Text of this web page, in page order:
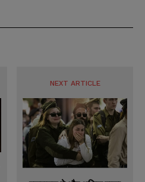
NEXT ARTICLE